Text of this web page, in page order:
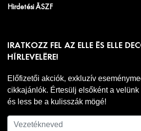
Hirdetési ÁSZF
IRATKOZZ FEL AZ ELLE ÉS ELLE
HÍRLEVELÉRE!
Előfizetői akciók, exkluzív
cikkajánlók. Értesülj elsőként a velünk
és less be a kulisszák mögé!